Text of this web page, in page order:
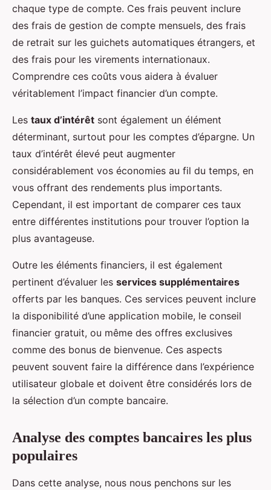
chaque type de compte. Ces frais peuvent inclure
des frais de gestion de compte mensuels, des frais
de retrait sur les guichets automatiques étrangers, et
des frais pour les virements internationaux.
Comprendre ces coûts vous aidera à évaluer
véritablement l’impact financier d’un compte.
Les taux d’intérêt sont également un élément
déterminant, surtout pour les comptes d’épargne. Un
taux d’intérêt élevé peut augmenter
considérablement vos économies au fil du temps, en
vous offrant des rendements plus importants.
Cependant, il est important de comparer ces taux
entre différentes institutions pour trouver l’option la
plus avantageuse.
Outre les éléments financiers, il est également
pertinent d’évaluer les services supplémentaires
offerts par les banques. Ces services peuvent inclure
la disponibilité d’une application mobile, le conseil
financier gratuit, ou même des offres exclusives
comme des bonus de bienvenue. Ces aspects
peuvent souvent faire la différence dans l’expérience
utilisateur globale et doivent être considérés lors de
la sélection d’un compte bancaire.
Analyse des comptes bancaires les plus
populaires
Dans cette analyse, nous nous penchons sur les